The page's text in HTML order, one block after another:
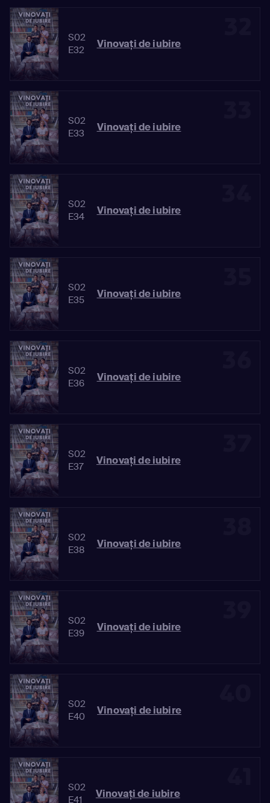
S02
E32
Vinovaţi de iubire
S02
E33
Vinovaţi de iubire
S02
E34
Vinovaţi de iubire
S02
E35
Vinovaţi de iubire
S02
E36
Vinovaţi de iubire
S02
E37
Vinovaţi de iubire
S02
E38
Vinovaţi de iubire
S02
E39
Vinovaţi de iubire
S02
E40
Vinovaţi de iubire
S02
E41
Vinovaţi de iubire